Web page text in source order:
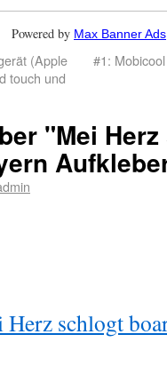
Powered by Max Banner Ads
(Apple
touch und
#1:
"Mei
schlogt